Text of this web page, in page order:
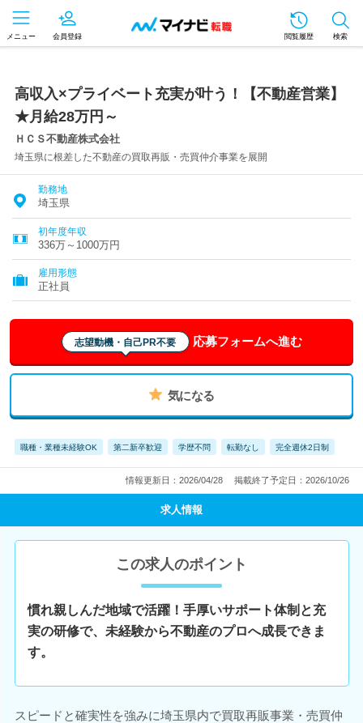
メニュー 会員登録 閲覧履歴 検索
高収入×プライベート充実が叶う！【不動産営業】
★月給28万円～
ＨＣＳ不動産株式会社
埼玉県に根差した不動産の買取再販・売買仲介事業を展開
勤務地
埼玉県
初年度年収
336万～1000万円
雇用形態
正社員
志望動機・自己PR不要 応募フォームへ進む
気になる
職種・業種未経験OK 第二新卒歓迎 学歴不問 転勤なし 完全週休2日制
情報更新日：2026/04/28 掲載終了予定日：2026/10/26
求人情報
この求人のポイント
慣れ親しんだ地域で活躍！手厚いサポート体制と充
実の研修で、未経験から不動産のプロへ成長できま
す。
スピードと確実性を強みに埼玉県内で買取再販事業・売買仲